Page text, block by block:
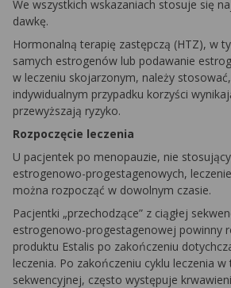
We wszystkich wskazaniach stosuje się
dawkę.
Hormonalną terapię zastępczą (HTZ), w
samych estrogenów lub podawanie
w leczeniu skojarzonym, należy
indywidualnym przypadku korzyści
przewyższają ryzyko.
Rozpoczęcie leczenia
U pacjentek po menopauzie, nie
estrogenowo-progestagenowych,
można rozpocząć w dowolnym czasie.
Pacjentki „przechodzące” z ciągłej
estrogenowo-progestagenowej powinny
produktu Estalis po zakończeniu
leczenia. Po zakończeniu cyklu leczenia w
sekwencyjnej, często występuje